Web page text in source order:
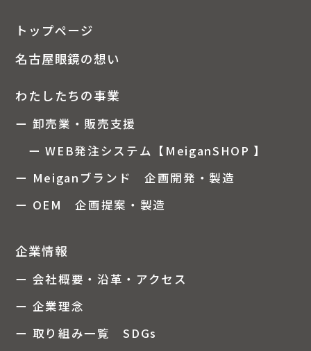
トップページ
名古屋眼鏡の想い
わたしたちの事業
ー 卸売業・販売支援
ー WEB発注システム【MeiganSHOP 】
ー Meiganブランド 企画開発・製造
ー OEM 企画提案・製造
企業情報
ー 会社概要・沿革・アクセス
ー 企業理念
ー 取り組み一覧 SDGs